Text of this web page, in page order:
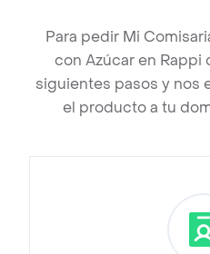
Para pedir Mi
con Azúcar en
siguientes pasos y nos
el producto a tu